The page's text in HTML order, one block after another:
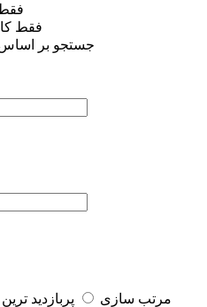
فقط
جستجو بر
مرتب سازی پربازديد ترين